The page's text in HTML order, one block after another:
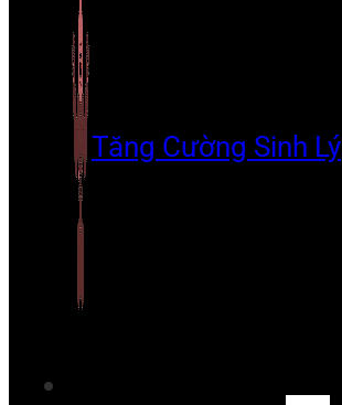
Tăng Cường Sinh Lý